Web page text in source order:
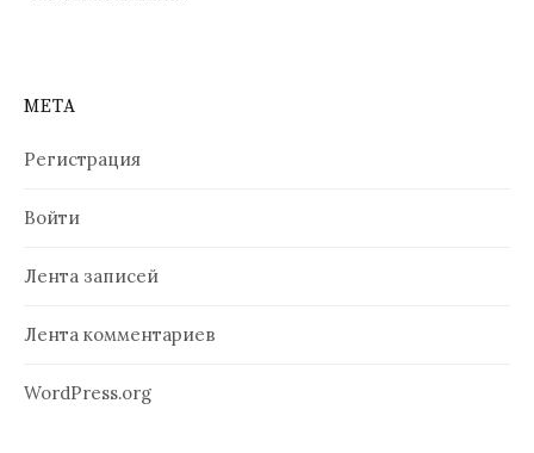
МЕТА
Регистрация
Войти
Лента записей
Лента комментариев
WordPress.org